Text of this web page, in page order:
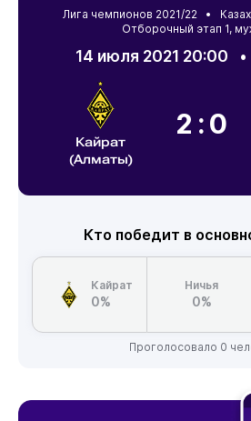
Лига чемпионов 2021/22 •
Отборочный этап 1,
14 июля 2021 20:00 •
Кайрат
(Алматы)
2:0
Кто победит в
Кайрат
0%
Ничья
0%
Проголосовало 0